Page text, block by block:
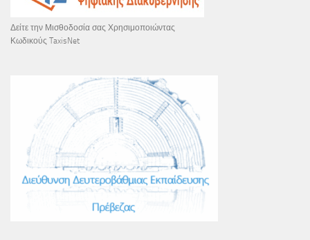
Δείτε την Μισθοδοσία σας Χρησιμοποιώντας
Κωδικούς TaxisNet